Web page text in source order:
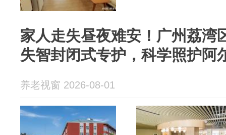
家人走失昼夜难安！广州荔湾
失智封闭式专护，科学照护阿
养老视窗 2026-08-01